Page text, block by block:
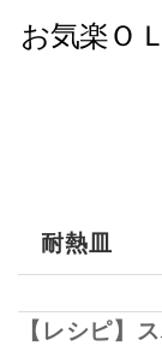
耐熱皿
【レシピ】